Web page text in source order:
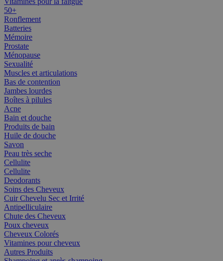
50+
Ronflement
Batteries
Mémoire
Prostate
Ménopause
Sexualité
Muscles et articulations
Bas de contention
Jambes lourdes
Boîtes à pilules
Acne
Bain et douche
Produits de bain
Huile de douche
Savon
Peau très seche
Cellulite
Cellulite
Deodorants
Soins des Cheveux
Cuir Chevelu Sec et Irrité
Antipelliculaire
Chute des Cheveux
Poux cheveux
Cheveux Colorés
Vitamines pour cheveux
Autres Produits